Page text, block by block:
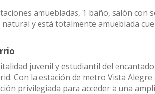
amuebladas, 1 baño, salón con
y está totalmente amueblada
juvenil y estudiantil del
Con la estación de metro Vista
privilegiada para acceder a una